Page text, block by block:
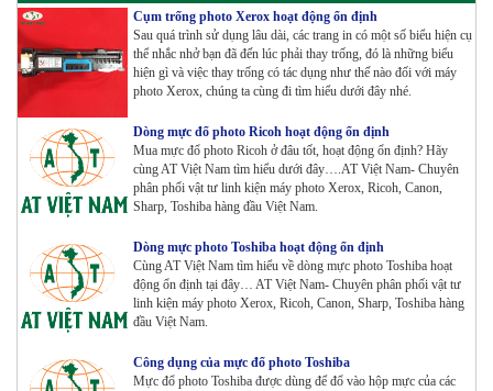
Máy Photocopy màu Toshiba E-Studio 3515AC Renew
Tham Khảo
Máy Photocopy Konica Minolta Bizhub 360i Renew
Tham Khảo
Máy Photocopy màu Toshiba E-Studio 4515AC Renew
Tham Khảo
Máy Photocopy màu Toshiba E-Studio 5015AC Renew
Tham Khảo
Cụm trống photo Xerox hoạt động ổn định
Sau quá trình sử dụng lâu dài, các trang in có một số biểu hiện cụ
thể nhắc nhở bạn đã đến lúc phải thay trống, đó là những biểu
hiện gì và việc thay trống có tác dụng như thế nào đối với máy
photo Xerox, chúng ta cùng đi tìm hiểu dưới đây nhé.
Dòng mực đổ photo Ricoh hoạt động ổn định
Mua mực đổ photo Ricoh ở đâu tốt, hoạt động ổn định? Hãy
cùng AT Việt Nam tìm hiểu dưới đây….AT Việt Nam- Chuyên
phân phối vật tư linh kiện máy photo Xerox, Ricoh, Canon,
Sharp, Toshiba hàng đầu Việt Nam.
Dòng mực photo Toshiba hoạt động ổn định
Cùng AT Việt Nam tìm hiểu về dòng mực photo Toshiba hoạt
động ổn định tại đây… AT Việt Nam- Chuyên phân phối vật tư
linh kiện máy photo Xerox, Ricoh, Canon, Sharp, Toshiba hàng
đầu Việt Nam.
Công dụng của mực đổ photo Toshiba
Mực đổ photo Toshiba được dùng để đổ vào hộp mực của các